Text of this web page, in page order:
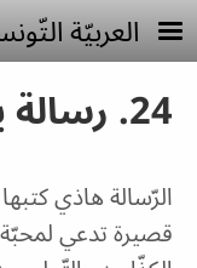
to main content
العربيّة
24. رسالة يوحنّا الثّانية
قصيرة تدعي لمحبّة